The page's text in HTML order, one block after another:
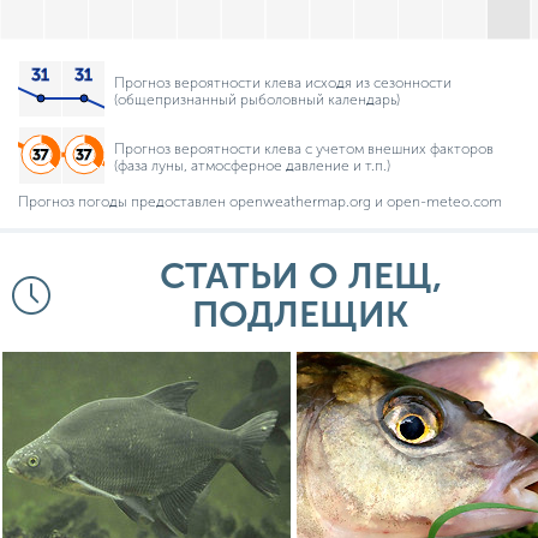
Прогноз вероятности клева исходя из сезонности
(общепризнанный рыболовный календарь)
Прогноз вероятности клева с учетом внешних факторов
(фаза луны, атмосферное давление и т.п.)
Прогноз погоды предоставлен openweathermap.org и open-meteo.com
СТАТЬИ О ЛЕЩ,
ПОДЛЕЩИК